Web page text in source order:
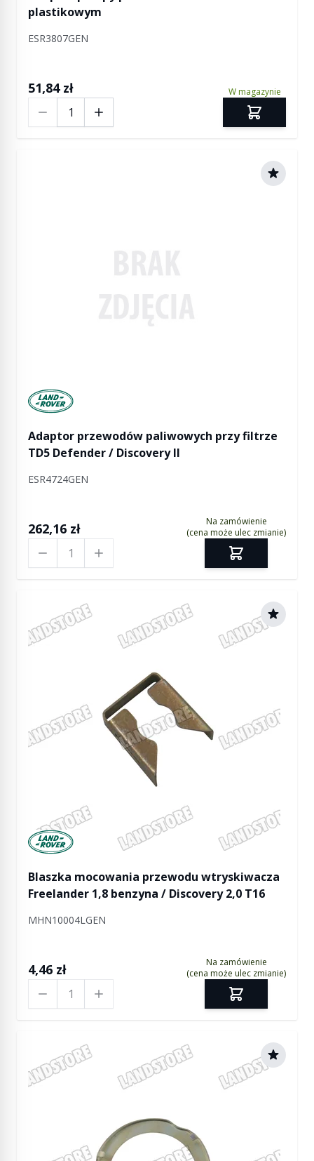
plastikowym
ESR3807GEN
51,84 zł W magazynie
Manufactured by Land rover
Adaptor przewodów paliwowych przy filtrze
TD5 Defender / Discovery II
ESR4724GEN
262,16 zł
Na zamówienie
(cena może ulec zmianie)
Manufactured by Land rover
Blaszka mocowania przewodu wtryskiwacza
Freelander 1,8 benzyna / Discovery 2,0 T16
MHN10004LGEN
4,46 zł
Na zamówienie
(cena może ulec zmianie)